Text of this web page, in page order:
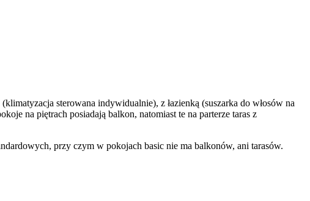
sterowana indywidualnie), z łazienką (suszarka do włosów na
na piętrach posiadają balkon, natomiast te na parterze taras z
przy czym w pokojach basic nie ma balkonów, ani tarasów.